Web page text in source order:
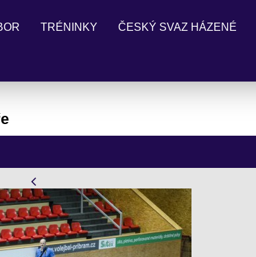
TRÉNINKY ČESKÝ SVAZ HÁZENÉ